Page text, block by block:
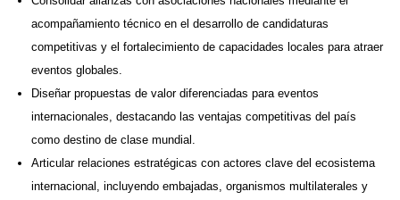
acompañamiento técnico en el desarrollo de candidaturas
competitivas y el fortalecimiento de capacidades locales para atraer
eventos globales.​
Diseñar propuestas de valor diferenciadas para eventos
internacionales, destacando las ventajas competitivas del país
como destino de clase mundial.​
Articular relaciones estratégicas con actores clave del ecosistema
internacional, incluyendo embajadas, organismos multilaterales y